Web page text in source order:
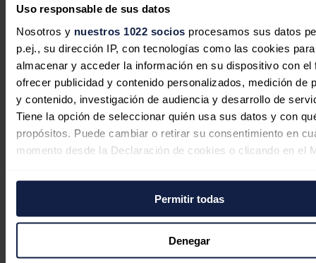
Uso responsable de sus datos
Nosotros y nuestros 1022 socios procesamos sus datos
p.ej., su dirección IP, con tecnologías como las cookies para
almacenar y acceder la información en su dispositivo con el
ofrecer publicidad y contenido personalizados, medición de
y contenido, investigación de audiencia y desarrollo de
Tiene la opción de seleccionar quién usa sus datos y con
propósitos. Puede cambiar o retirar su consentimiento en
momento desde la Declaración de cookies o clicando en el
Si lo permite, también quisiéramos:
Recopilar información sobre su ubicación geográfica
puede tener una precisión de varios metros
Identificar su dispositivo analizándolo activamente
Permitir todas
Denegar
Iberdrola invertirá 526 millones para
Redacción07/08/2026